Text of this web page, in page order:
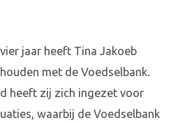
jaar heeft Tina Jakoeb
met de Voedselbank.
heeft zij zich ingezet voor
waarbij de Voedselbank